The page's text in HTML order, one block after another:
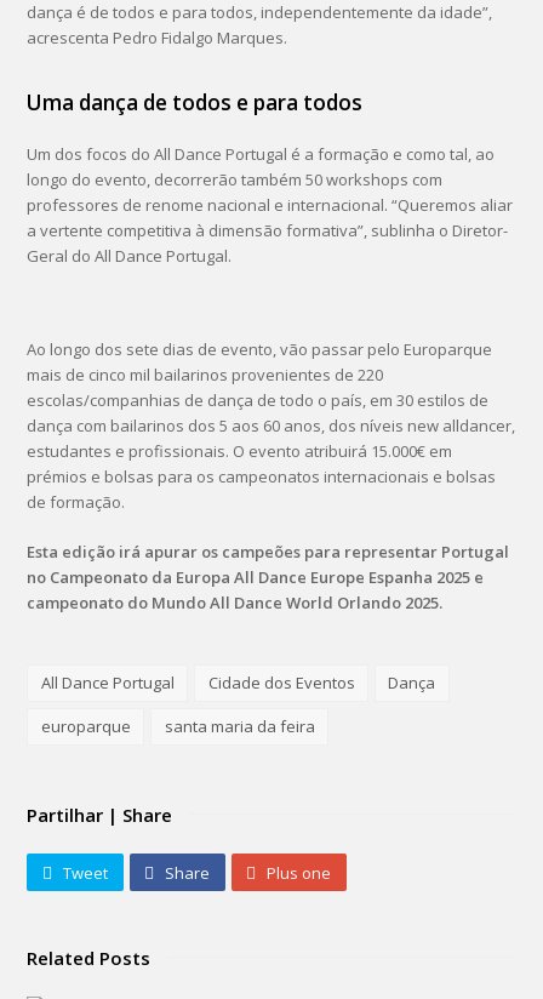
dança é de todos e para todos, independentemente da idade”,
acrescenta Pedro Fidalgo Marques.
Uma dança de todos e para todos
Um dos focos do All Dance Portugal é a formação e como tal, ao
longo do evento, decorrerão também 50 workshops com
professores de renome nacional e internacional. “Queremos aliar
a vertente competitiva à dimensão formativa”, sublinha o Diretor-
Geral do All Dance Portugal.
Ao longo dos sete dias de evento, vão passar pelo Europarque
mais de cinco mil bailarinos provenientes de 220
escolas/companhias de dança de todo o país, em 30 estilos de
dança com bailarinos dos 5 aos 60 anos, dos níveis new alldancer,
estudantes e profissionais. O evento atribuirá 15.000€ em
prémios e bolsas para os campeonatos internacionais e bolsas
de formação.
Esta edição irá apurar os campeões para representar Portugal
no Campeonato da Europa All Dance Europe Espanha 2025 e
campeonato do Mundo All Dance World Orlando 2025.
All Dance Portugal Cidade dos Eventos
Dança
europarque
santa maria da feira
Partilhar | Share
Tweet Share Plus one
Related Posts